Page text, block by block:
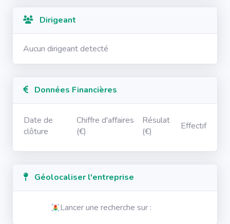
Dirigeant
Aucun dirigeant detecté
Données Financières
Date de
clôture
Chiffre d'affaires
(€)
Résulat
(€)
Effectif
Géolocaliser l'entreprise
Lancer une recherche sur :